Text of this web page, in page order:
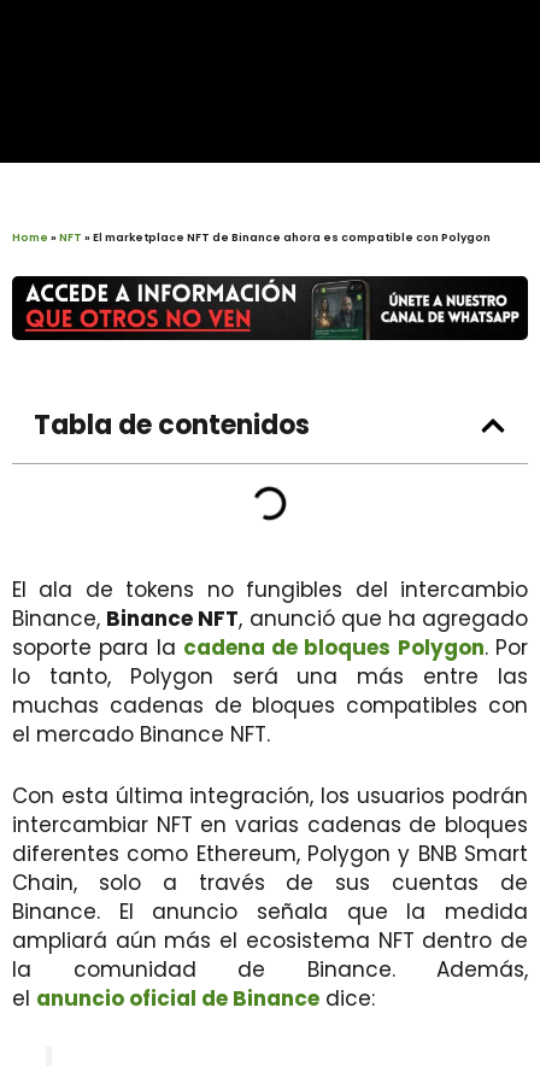
Home »NFT »El marketplace NFT de Binance ahora es compatible con Polygon
Tabla de contenidos
El ala de tokens no fungibles del intercambio
Binance, Binance NFT, anunció que ha agregado
soporte para la cadena de bloques Polygon. Por
lo tanto, Polygon será una más entre las
muchas cadenas de bloques compatibles con
el mercado Binance NFT.
Con esta última integración, los usuarios podrán
intercambiar NFT en varias cadenas de bloques
diferentes como Ethereum, Polygon y BNB Smart
Chain, solo a través de sus cuentas de
Binance. El anuncio señala que la medida
ampliará aún más el ecosistema NFT dentro de
la comunidad de Binance. Además,
el anuncio oficial de Binance dice: